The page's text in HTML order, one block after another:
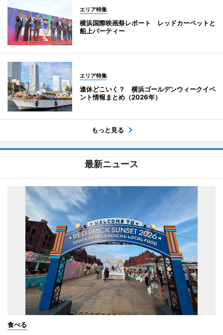
エリア特集
横浜国際映画祭レポート レッドカーペットと
船上パーティー
エリア特集
連休どこいく？ 横浜ゴールデンウィークイベ
ント情報まとめ（2026年）
もっと見る
最新ニュース
食べる